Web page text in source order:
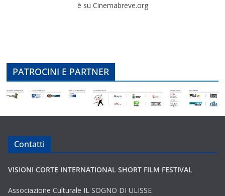
è su Cinemabreve.org
PATROCINI E PARTNER
Contatti
VISIONI CORTE INTERNATIONAL SHORT FILM FESTIVAL
Associazione Culturale IL SOGNO DI ULISSE